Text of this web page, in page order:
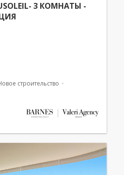
3 КОМНАТЫ -
строительство